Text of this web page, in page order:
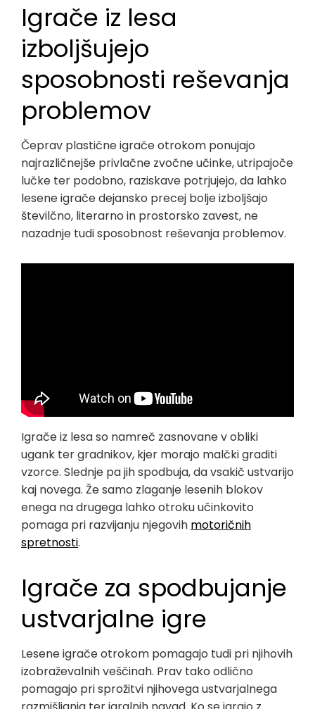
Igrače iz lesa
izboljšujejo
sposobnosti reševanja
problemov
Čeprav plastične igrače otrokom ponujajo
najrazličnejše privlačne zvočne učinke, utripajoče
lučke ter podobno, raziskave potrjujejo, da lahko
lesene igrače dejansko precej bolje izboljšajo
številčno, literarno in prostorsko zavest, ne
nazadnje tudi sposobnost reševanja problemov.
Igrače iz lesa so namreč zasnovane v obliki
ugank ter gradnikov, kjer morajo malčki graditi
vzorce. Slednje pa jih spodbuja, da vsakič ustvarijo
kaj novega. Že samo zlaganje lesenih blokov
enega na drugega lahko otroku učinkovito
pomaga pri razvijanju njegovih motoričnih
spretnosti.
Igrače za spodbujanje
ustvarjalne igre
Lesene igrače otrokom pomagajo tudi pri njihovih
izobraževalnih veščinah. Prav tako odlično
pomagajo pri sprožitvi njihovega ustvarjalnega